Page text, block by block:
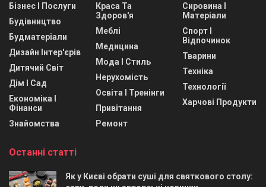
Бізнес І Послуги
Будівництво
Будматеріали
Дизайн Інтер'єрів
Дитячий Світ
Дім І Сад
Економіка І
Фінанси
Знайомства
Краса Та
Здоров'я
Меблі
Медицина
Мода І Стиль
Нерухомість
Освіта І Тренінги
Привітання
Ремонт
Сировина І
Матеріали
Спорт І
Відпочинок
Тварини
Техніка
Технології
Харчові Продукти
Останні статті
Як у Києві обрати суші для святкового столу: